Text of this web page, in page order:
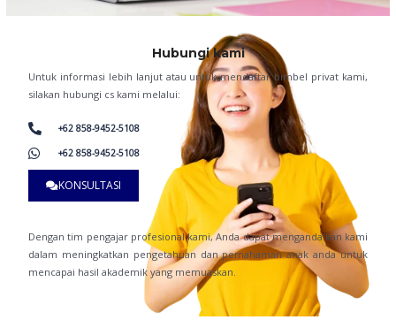
Hubungi kami
Untuk informasi lebih lanjut atau untuk mendaftar bimbel privat kami,
silakan hubungi cs kami melalui:
+62 858-9452-5108
+62 858-9452-5108
KONSULTASI
Dengan tim pengajar profesional kami, Anda dapat mengandalkan kami
dalam meningkatkan pengetahuan dan pemahaman anak anda untuk
mencapai hasil akademik yang memuaskan.